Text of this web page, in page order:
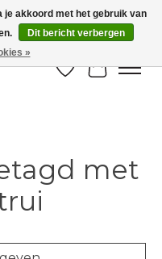
winkel - selectie online
Verlanglijst
met
je akkoord met het gebruik van
Dit bericht verbergen
»